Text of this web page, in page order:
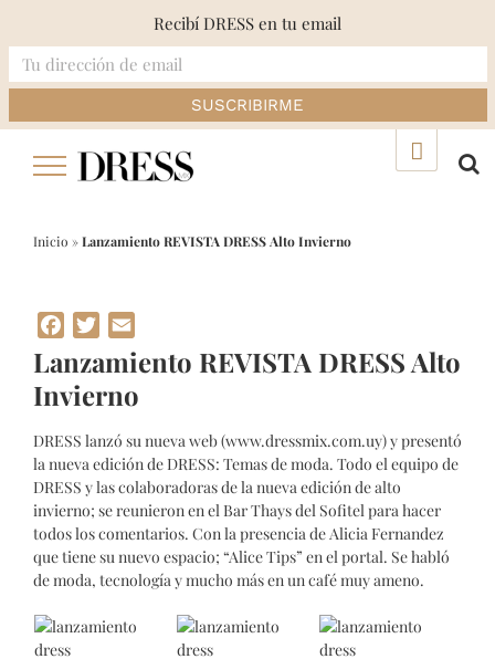
Inicio »Lanzamiento REVISTA DRESS Alto Invierno
Facebook
Twitter
Lanzamiento REVISTA DRESS Alto
Invierno
DRESS lanzó su nueva web (www.dressmix.com.uy) y presentó
la nueva edición de DRESS: Temas de moda. Todo el equipo de
DRESS y las colaboradoras de la nueva edición de alto
invierno; se reunieron en el Bar Thays del Sofitel para hacer
todos los comentarios. Con la presencia de Alicia Fernandez
que tiene su nuevo espacio; “Alice Tips” en el portal. Se habló
de moda, tecnología y mucho más en un café muy ameno.
Recibí DRESS en tu email